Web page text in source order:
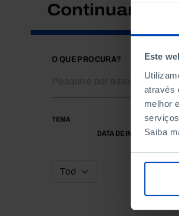
Este
através
melhor
Saiba
Continuar a
O QUE PROCURA?
TEMA
DATA DE INÍCIO